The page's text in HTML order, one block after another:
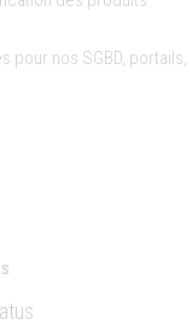
pour nos SGBD, portails,